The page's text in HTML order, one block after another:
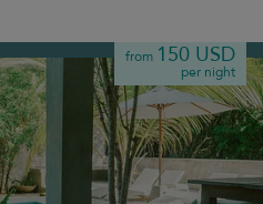
from 150 USD
per night